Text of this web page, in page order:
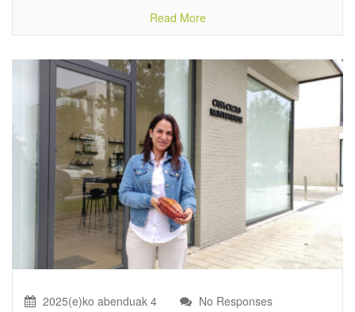
Read More
2025(e)ko abenduak 4 No Responses